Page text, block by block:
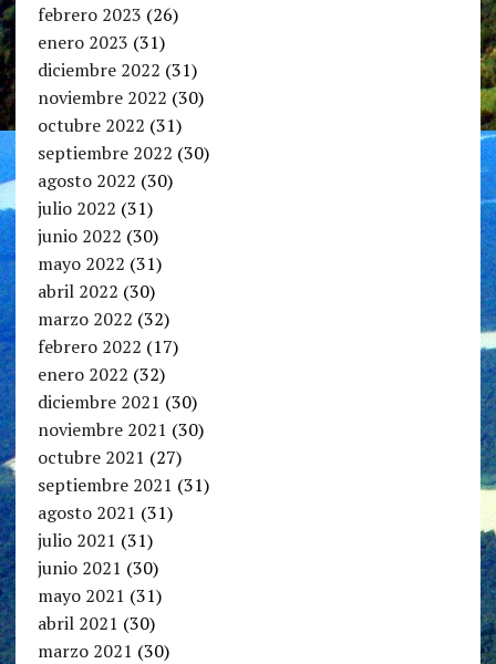
febrero 2023 (26)
enero 2023 (31)
diciembre 2022 (31)
noviembre 2022 (30)
octubre 2022 (31)
septiembre 2022 (30)
agosto 2022 (30)
julio 2022 (31)
junio 2022 (30)
mayo 2022 (31)
abril 2022 (30)
marzo 2022 (32)
febrero 2022 (17)
enero 2022 (32)
diciembre 2021 (30)
noviembre 2021 (30)
octubre 2021 (27)
septiembre 2021 (31)
agosto 2021 (31)
julio 2021 (31)
junio 2021 (30)
mayo 2021 (31)
abril 2021 (30)
marzo 2021 (30)